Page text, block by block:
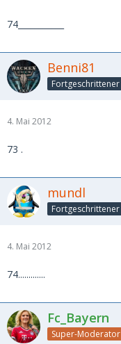
74___________
Benni81
Fortgeschrittener
4. Mai 2012
73 .
mundl
Fortgeschrittener
4. Mai 2012
74.............
Fc_Bayern
Super-Moderator